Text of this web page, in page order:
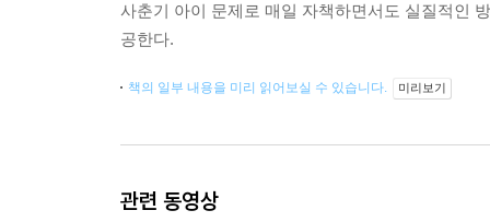
사춘기 아이 문제로 매일 자책하면서도 실질적인
공한다.
책의 일부 내용을 미리 읽어보실 수 있습니다. 미리보기
관련 동영상